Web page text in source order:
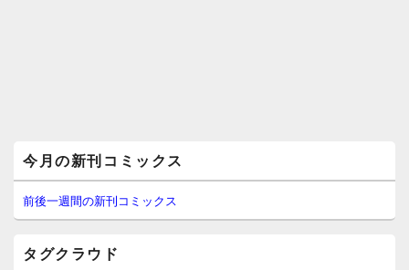
イ
ン
サ
イ
今月の新刊コミックス
前後一週間の新刊コミックス
タグクラウド